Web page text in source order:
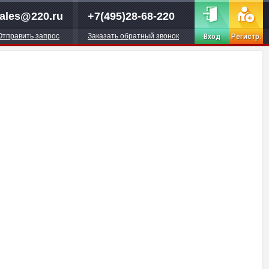
запрос
+7(495)28-68-220
Заказать обратный звонок Вход Регистр.